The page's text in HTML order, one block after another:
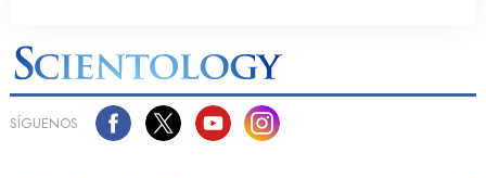
SÍGUENOS